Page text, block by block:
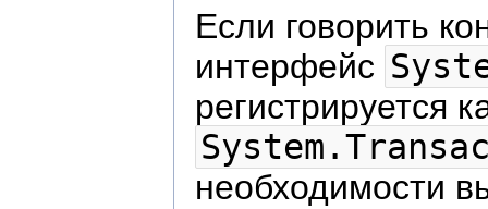
Если говорить
интерфейс
регистрируется
необходимости